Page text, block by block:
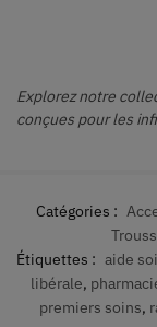
Explorez notre
conçues pour les
Catégories :
Étiquettes : aide
libérale,
premiers soins,